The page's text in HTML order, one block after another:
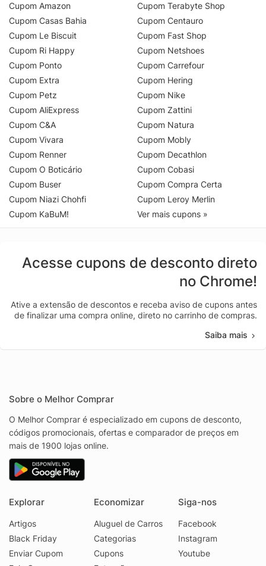
Cupom Amazon
Cupom Casas Bahia
Cupom Le Biscuit
Cupom Ri Happy
Cupom Ponto
Cupom Extra
Cupom Petz
Cupom AliExpress
Cupom C&A
Cupom Vivara
Cupom Renner
Cupom O Boticário
Cupom Buser
Cupom Niazi Chohfi
Cupom KaBuM!
Cupom Terabyte Shop
Cupom Centauro
Cupom Fast Shop
Cupom Netshoes
Cupom Carrefour
Cupom Hering
Cupom Nike
Cupom Zattini
Cupom Natura
Cupom Mobly
Cupom Decathlon
Cupom Cobasi
Cupom Compra Certa
Cupom Leroy Merlin
Ver mais cupons »
Acesse cupons de desconto direto
no Chrome!
Ative a extensão de descontos e receba aviso de cupons antes
de finalizar uma compra online, direto no carrinho de compras.
Saiba mais
Sobre o Melhor Comprar
O Melhor Comprar é especializado em cupons de desconto,
códigos promocionais, ofertas e comparador de preços em
mais de 1900 lojas online.
Explorar
Artigos
Black Friday
Enviar Cupom
Economizar
Aluguel de Carros
Categorias
Cupons
Siga-nos
Facebook
Instagram
Youtube